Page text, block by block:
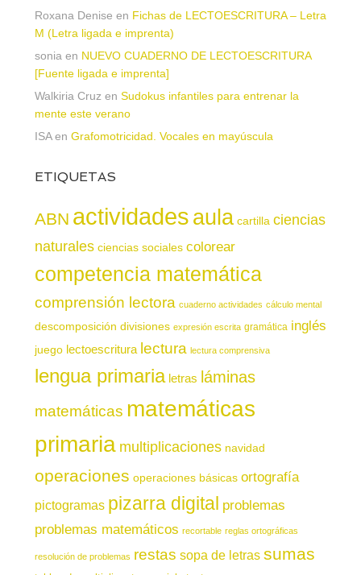
Roxana Denise en Fichas de LECTOESCRITURA – Letra
M (Letra ligada e imprenta)
sonia en NUEVO CUADERNO DE LECTOESCRITURA
[Fuente ligada e imprenta]
Walkiria Cruz en Sudokus infantiles para entrenar la
mente este verano
ISAen Grafomotricidad. Vocales en mayúscula
ETIQUETAS
ABN actividadesaula cartilla ciencias
naturales ciencias sociales colorear
competencia matemática
comprensión lectora cuaderno actividades cálculo mental
descomposición divisiones expresión escrita gramática inglés
juego lectoescritura lectura lectura comprensiva
lengua primaria letras láminas
matemáticas matemáticas
primaria multiplicaciones navidad
operaciones operaciones básicas ortografía
pictogramas pizarra digital problemas
problemas matemáticos recortable reglas ortográficas
resolución de problemas restas sopa de letras sumas